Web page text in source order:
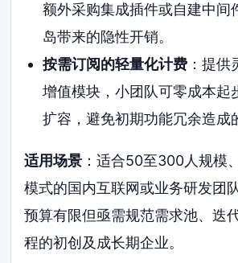
额外采购集成插件或自建中间
岛带来的隐性开销。
按需订阅的轻量化计费：提供
增值模块，小团队可零成本起
扩容，避免初期功能冗余造成
适用场景 ：适合50至300人规模
模式的国内互联网或业务研发团
预算有限但亟需规范需求池、迭
程的初创及成长期企业。